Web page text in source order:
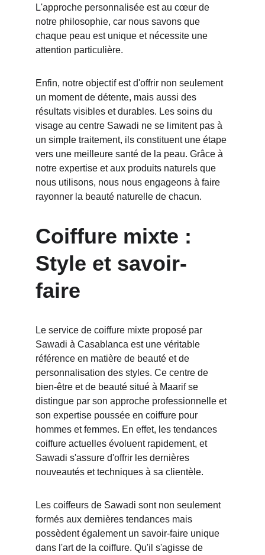
L'approche personnalisée est au cœur de
notre philosophie, car nous savons que
chaque peau est unique et nécessite une
attention particulière.
Enfin, notre objectif est d'offrir non seulement
un moment de détente, mais aussi des
résultats visibles et durables. Les soins du
visage au centre Sawadi ne se limitent pas à
un simple traitement, ils constituent une étape
vers une meilleure santé de la peau. Grâce à
notre expertise et aux produits naturels que
nous utilisons, nous nous engageons à faire
rayonner la beauté naturelle de chacun.
Coiffure mixte :
Style et savoir-
faire
Le service de coiffure mixte proposé par
Sawadi à Casablanca est une véritable
référence en matière de beauté et de
personnalisation des styles. Ce centre de
bien-être et de beauté situé à Maarif se
distingue par son approche professionnelle et
son expertise poussée en coiffure pour
hommes et femmes. En effet, les tendances
coiffure actuelles évoluent rapidement, et
Sawadi s'assure d'offrir les dernières
nouveautés et techniques à sa clientèle.
Les coiffeurs de Sawadi sont non seulement
formés aux dernières tendances mais
possèdent également un savoir-faire unique
dans l'art de la coiffure. Qu'il s'agisse de